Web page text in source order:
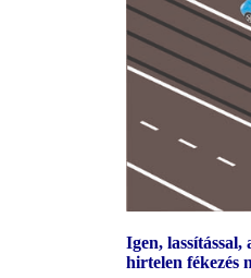
Igen, lassítással,
hirtelen fékezés